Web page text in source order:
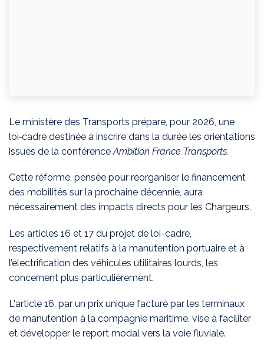
Le ministère des Transports prépare, pour 2026, une
loi‑cadre destinée à inscrire dans la durée les orientations
issues de la conférenceAmbition France Transports.
Cette réforme, pensée pour réorganiser le financement
des mobilités sur la prochaine décennie, aura
nécessairement des impacts directs pour les Chargeurs.
Les articles 16 et 17 du projet de loi-cadre,
respectivement relatifs à la manutention portuaire et à
l’électrification des véhicules utilitaires lourds, les
concernent plus particulièrement.
L'article 16, par un prix unique facturé par les terminaux
de manutention à la compagnie maritime, vise à faciliter
et développer le report modal vers la voie fluviale.